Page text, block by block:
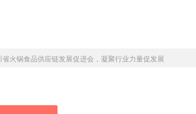
省火锅食品供应链发展促进会，凝聚行业力量促发展